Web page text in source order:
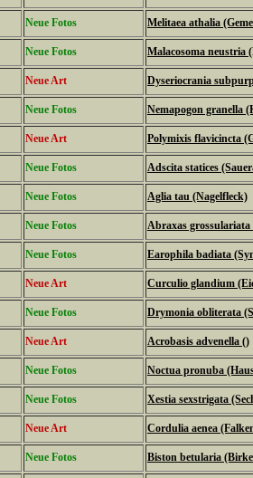
Neue Fotos Melitaea athalia
Neue Fotos Malacosoma neustria
Neue Art Dyseriocrania
Neue Fotos Nemapogon granella
Neue Art Polymixis flavicincta
Neue Fotos Adscita statices
Neue Fotos Aglia tau (Nagelfleck)
Neue Fotos Abraxas grossulariata
Neue Fotos Earophila badiata
Neue Art Curculio glandium
Neue Fotos Drymonia obliterata
Neue Art Acrobasis advenella ()
Neue Fotos Noctua pronuba
Neue Fotos Xestia sexstrigata
Neue Art Cordulia aenea
Neue Fotos Biston betularia